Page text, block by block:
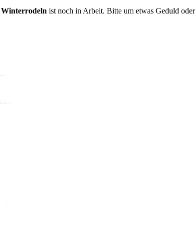
Winterrodeln ist noch in Arbeit. Bitte um etwas Geduld oder